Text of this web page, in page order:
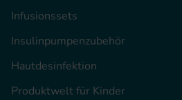
Infusionssets
Insulinpumpenzubehör
Hautdesinfektion
Produktwelt für Kinder